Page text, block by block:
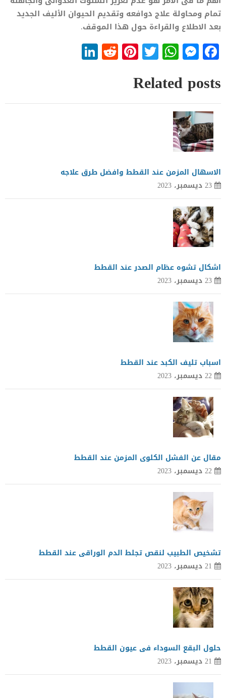
تمام ومحاولة علاج دوافعه وتقديم الحيوان الأليف الجديد
بعد الاطلاع والقراءة حول هذا الموقف.
Facebook
Messenger
WhatsApp
Twitter
Pinterest
Reddit
Related posts
الاسهال المزمن عند القطط وافضل طرق علاجه
23 ديسمبر، 2023
اشكال تشوه عظام الصدر عند القطط
23 ديسمبر، 2023
اسباب تليف الكبد عند القطط
22 ديسمبر، 2023
مقال عن الفشل الكلوى المزمن عند القطط
22 ديسمبر، 2023
تشخيص الطبيب لنقص تجلط الدم الوراقى عند القطط
21 ديسمبر، 2023
حلول البقع السوداء فى عيون القطط
21 ديسمبر، 2023